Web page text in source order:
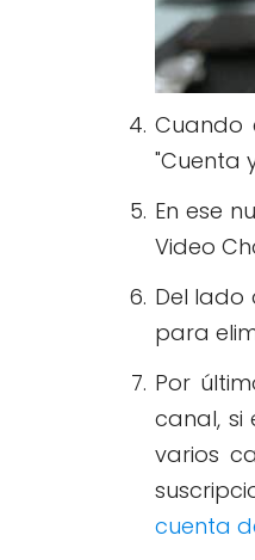
Cuando
"Cuenta
En ese
Video
Del lado
para
Por
canal, si
varios
cuenta